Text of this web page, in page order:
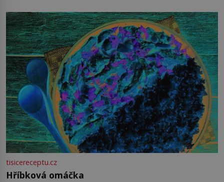
tisicereceptu.cz
Hříbková omáčka